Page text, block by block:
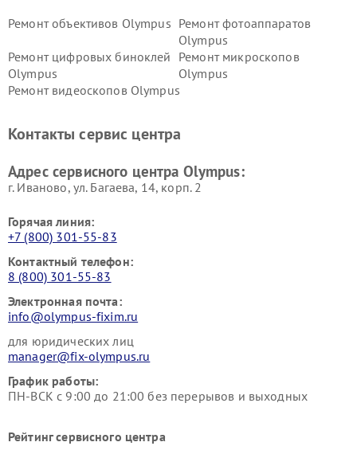
Ремонт объективов Olympus Ремонт фотоаппаратов
Olympus
Ремонт цифровых биноклей
Olympus
Ремонт микроскопов
Olympus
Ремонт видеоскопов Olympus
Контакты сервис центра
Адрес сервисного центра Olympus:
г. Иваново, ул. Багаева, 14, корп. 2
Горячая линия:
+7 (800) 301-55-83
Контактный телефон:
8 (800) 301-55-83
Электронная почта:
info@olympus-fixim.ru
для юридических лиц
manager@fix-olympus.ru
График работы:
ПН-ВСК с 9:00 до 21:00 без перерывов и выходных
Рейтинг сервисного центра